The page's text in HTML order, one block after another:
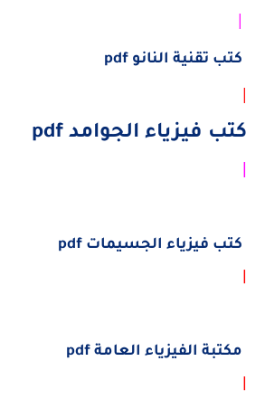
|
كتب تقنية النانو pdf
|
كتب فيزياء الجوامد pdf
|
كتب فيزياء الجسيمات pdf
مكتبة الفيزياء العامة pdf